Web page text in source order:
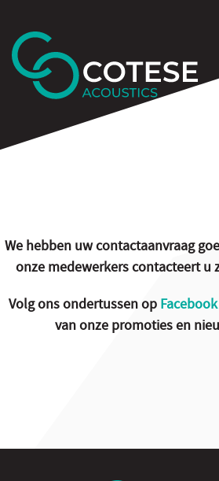
We hebben uw contactaanvraag
onze medewerkers contacteert u
Volg ons ondertussen opFacebook
van onze promoties en